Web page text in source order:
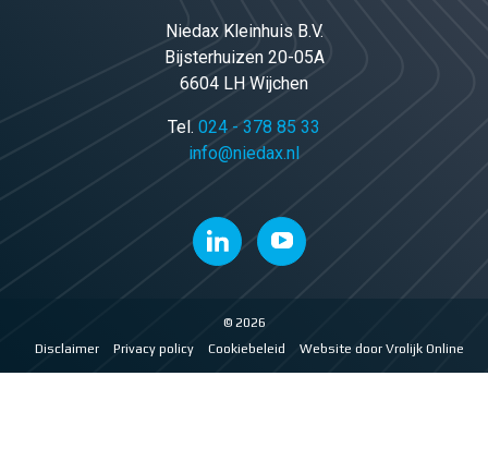
Niedax Kleinhuis B.V.
Bijsterhuizen 20-05A
6604 LH Wijchen
Tel. 024 - 378 85 33
info@niedax.nl
© 2026
Disclaimer
Privacy policy Cookiebeleid Website door Vrolijk Online